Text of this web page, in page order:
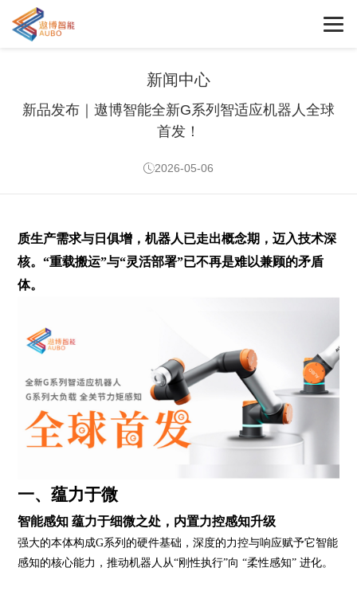
新闻中心
新品发布｜遨博智能全新G系列智适应机器人全球
首发！
2026-05-06
质生产需求与日俱增，机器人已走出概念期，迈入技术深
核。“重载搬运”与“灵活部署”已不再是难以兼顾的矛盾
体。
一、蕴力于微
智能感知 蕴力于细微之处，内置力控感知升级
强大的本体构成G系列的硬件基础，深度的力控与响应赋予它智能
感知的核心能力，推动机器人从“刚性执行”向 “柔性感知” 进化。